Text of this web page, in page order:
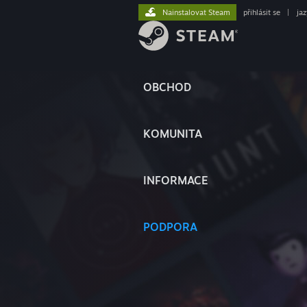
OBCHOD
KOMUNITA
INFORMACE
PODPORA
Nainstalovat Steam přihlásit se